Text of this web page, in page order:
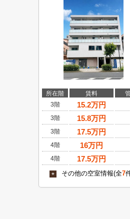
所在階 賃料
3階
15.2万円
3階 15.8万円
3階 17.5万円
4階 16万円
4階 17.5万円
+ その他の空室情報(全7